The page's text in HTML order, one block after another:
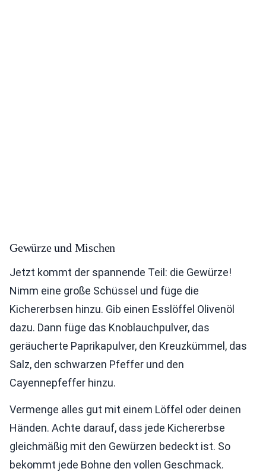
Gewürze und Mischen
Jetzt kommt der spannende Teil: die Gewürze!
Nimm eine große Schüssel und füge die
Kichererbsen hinzu. Gib einen Esslöffel Olivenöl
dazu. Dann füge das Knoblauchpulver, das
geräucherte Paprikapulver, den Kreuzkümmel, das
Salz, den schwarzen Pfeffer und den
Cayennepfeffer hinzu.
Vermenge alles gut mit einem Löffel oder deinen
Händen. Achte darauf, dass jede Kichererbse
gleichmäßig mit den Gewürzen bedeckt ist. So
bekommt jede Bohne den vollen Geschmack.